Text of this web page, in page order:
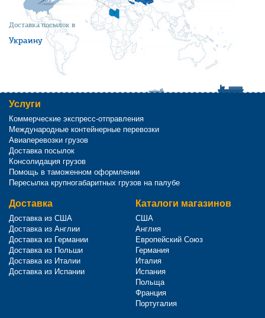
Доставка посылок в
Украину
Услуги
Коммерческие экспресс-отправления
Международные контейнерные перевозки
Авиаперевозки грузов
Доставка посылок
Консолидация грузов
Помощь в таможенном оформлении
Пересылка крупногабаритных грузов на палубе
Доставка
Доставка из США
Доставка из Англии
Доставка из Германии
Доставка из Польши
Доставка из Италии
Доставка из Испании
Каталоги магазинов
США
Англия
Европейский Союз
Германия
Италия
Испания
Польща
Франция
Португалия